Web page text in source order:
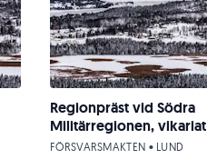
Regionpräst vid Södra
Militärregionen, vikariat
FÖRSVARSMAKTEN • LUND